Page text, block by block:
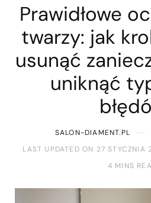
Prawidłowe
twarzy: jak
usunąć
uniknąć
SALON-DIAMENT.PL
LAST UPDATED ON 27 STYCZNIA
4 MINS